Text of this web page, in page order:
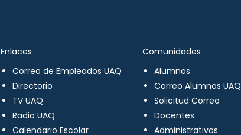
Enlaces
Correo de Empleados UAQ
Directorio
TV UAQ
Radio UAQ
Calendario Escolar
Comunidades
Alumnos
Correo Alumnos UAQ
Solicitud Correo
Docentes
Administrativos